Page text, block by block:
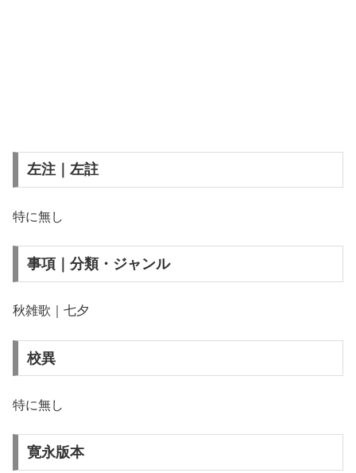
左注｜左註
特に無し
事項｜分類・ジャンル
秋雑歌｜七夕
校異
特に無し
寛永版本